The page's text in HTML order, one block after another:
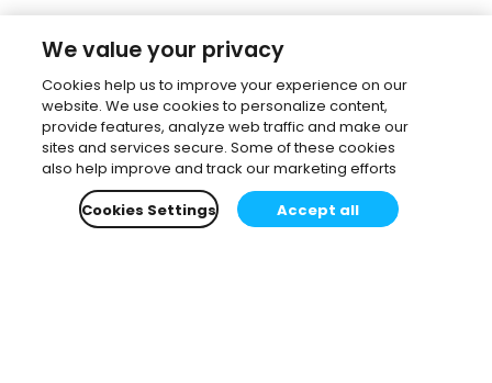
We value your privacy
Cookies help us to improve your experience on our
website. We use cookies to personalize content,
provide features, analyze web traffic and make our
sites and services secure. Some of these cookies
also help improve and track our marketing efforts
Cookies Settings
Accept all